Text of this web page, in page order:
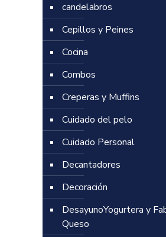
candelabros
Cepillos y Peines
Cocina
Combos
Creperas y Muffins
Cuidado del pelo
Cuidado Personal
Decantadores
Decoración
DesayunoYogurtera y
Queso